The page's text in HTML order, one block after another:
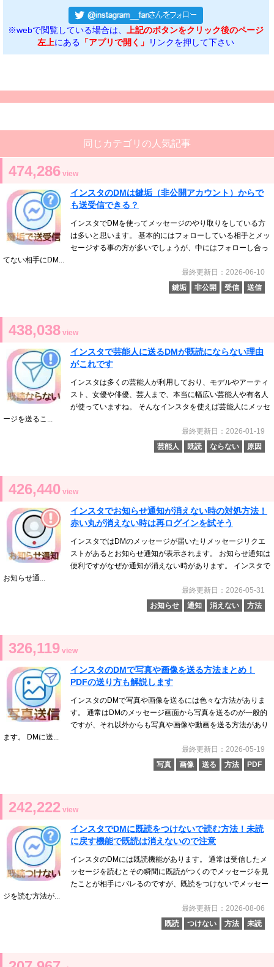
※webで閲覧している場合は、
上記のボタンをクリック後のページ
左上にある 「アプリで開く」 リンクを押して下さい
同じカテゴリの人気記事
474,286 view
インスタのDMは鍵垢（非公開アカウント）からで
も送受信できる？
インスタでDMを使ってメッセージのやり取りをしている方
は多いと思います。 基本的にはフォローしている相手とメッ
セージする事の方が多いでしょうが、中にはフォローし合っ
てない相手にDM...
最終更新日：2026-06-10
鍵垢
非公開 受信 送信
438,038 view
インスタで芸能人に送るDMが既読にならない理由
がこれです
インスタは多くの芸能人が利用しており、モデルやアーティ
スト、女優や俳優、芸人まで、本当に幅広い芸能人や有名人
が使っていますね。 そんなインスタを使えば芸能人にメッセ
ージを送るこ...
最終更新日：2026-01-19
芸能人
既読 ならない 原因
426,440 view
インスタでお知らせ通知が消えない時の対処方法！
赤い丸が消えない時は再ログインを試そう
インスタではDMのメッセージが届いたりメッセージリクエ
ストがあるとお知らせ通知が表示されます。 お知らせ通知は
便利ですがなぜか通知が消えない時があります。 インスタで
お知らせ通...
最終更新日：2026-05-31
お知らせ
通知 消えない 方法
326,119 view
インスタのDMで写真や画像を送る方法まとめ！
PDFの送り方も解説します
インスタのDMで写真や画像を送るには色々な方法がありま
す。 通常はDMのメッセージ画面から写真を送るのが一般的
ですが、それ以外からも写真や画像や動画を送る方法があり
ます。 DMに送...
最終更新日：2026-05-19
写真
画像 送る 方法 PDF
242,222 view
インスタでDMに既読をつけないで読む方法！未読
に戻す機能で既読は消えないので注意
インスタのDMには既読機能があります。 通常は受信したメ
ッセージを読むとその瞬間に既読がつくのでメッセージを見
たことが相手にバレるのですが、既読をつけないでメッセー
ジを読む方法が...
最終更新日：2026-08-06
既読
つけない 方法 未読